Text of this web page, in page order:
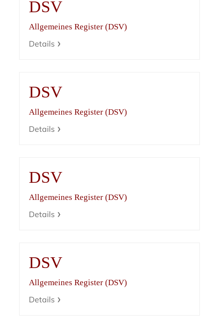
DSV
Allgemeines Register (DSV)
Details
DSV
Allgemeines Register (DSV)
Details
DSV
Allgemeines Register (DSV)
Details
DSV
Allgemeines Register (DSV)
Details